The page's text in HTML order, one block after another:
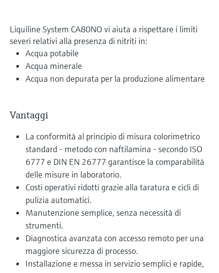
Liquiline System CA80NO vi aiuta a rispettare i limiti
severi relativi alla presenza di nitriti in:
Acqua potabile
Acqua minerale
Acqua non depurata per la produzione alimentare
Vantaggi
La conformità al principio di misura colorimetrico
standard - metodo con naftilamina - secondo ISO
6777 e DIN EN 26777 garantisce la comparabilità
delle misure in laboratorio.
Costi operativi ridotti grazie alla taratura e cicli di
pulizia automatici.
Manutenzione semplice, senza necessità di
strumenti.
Diagnostica avanzata con accesso remoto per una
maggiore sicurezza di processo.
Installazione e messa in servizio semplici e rapide,